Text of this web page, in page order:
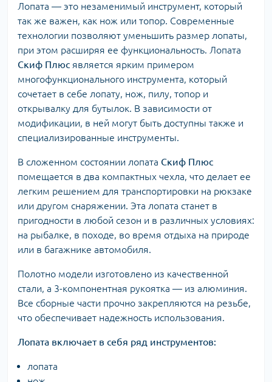
Лопата — это незаменимый инструмент, который
так же важен, как нож или топор. Современные
технологии позволяют уменьшить размер лопаты,
при этом расширяя ее функциональность. Лопата
Скиф Плюс является ярким примером
многофункционального инструмента, который
сочетает в себе лопату, нож, пилу, топор и
открывалку для бутылок. В зависимости от
модификации, в ней могут быть доступны также и
специализированные инструменты.
В сложенном состоянии лопата Скиф Плюс
помещается в два компактных чехла, что делает ее
легким решением для транспортировки на рюкзаке
или другом снаряжении. Эта лопата станет в
пригодности в любой сезон и в различных условиях:
на рыбалке, в походе, во время отдыха на природе
или в багажнике автомобиля.
Полотно модели изготовлено из качественной
стали, а 3-компонентная рукоятка — из алюминия.
Все сборные части прочно закрепляются на резьбе,
что обеспечивает надежность использования.
Лопата включает в себя ряд инструментов:
лопата